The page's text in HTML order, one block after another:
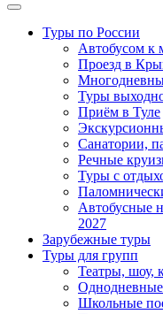
Туры по России
Автобусом к
Проезд в
Туры
Приём в Туле
Санатории,
Речные
Туры с
Автобусные
2027
Зарубежные туры
Туры для групп
Театры, шоу,
Однодневные
Школьные